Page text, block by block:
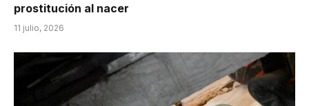
prostitución al nacer
11 julio, 2026